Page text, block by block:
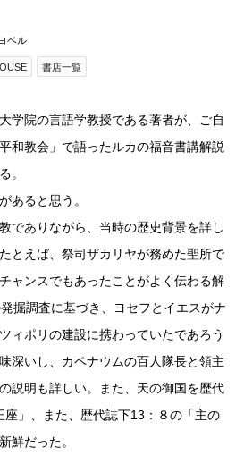
ベル
書店一覧
学院の言語学教授である著者が、ご自
和教会」で語ったルカの福音書講解説
。
あると思う。
でありながら、当時の歴史背景を詳し
とえば、祭司ザカリヤが務めた聖所で
ャンスでもあったことがよく伝わる解
掘調査に基づき、ヨセフとイエスがナ
ィポリの建設に携わっていたであろう
深いし、カペナウムの百人隊長と領主
説明も詳しい。また、天の御国を歴代
」、また、歴代誌下13：８の「主の
鮮だった。